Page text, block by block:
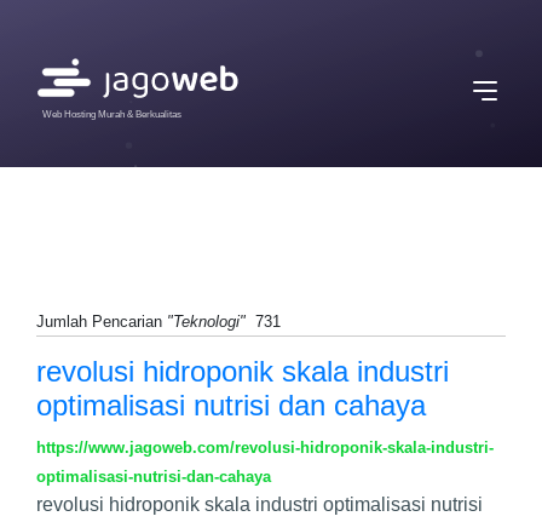
Web Hosting Murah & Berkualitas
Jumlah Pencarian "Teknologi" 731
revolusi hidroponik skala industri
optimalisasi nutrisi dan cahaya
https://www.jagoweb.com/revolusi-hidroponik-skala-industri-
optimalisasi-nutrisi-dan-cahaya
revolusi hidroponik skala industri optimalisasi nutrisi